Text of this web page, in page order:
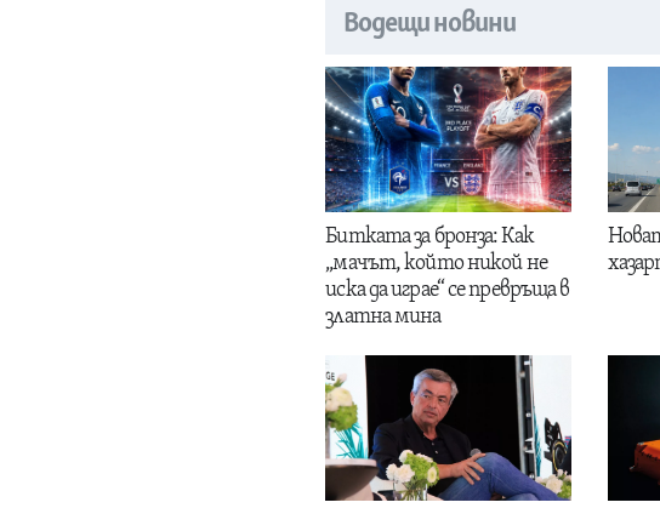
Водещи новини
Битката за бронза: Как
„мачът, който никой не
иска да играе“ се превръща в
златна мина